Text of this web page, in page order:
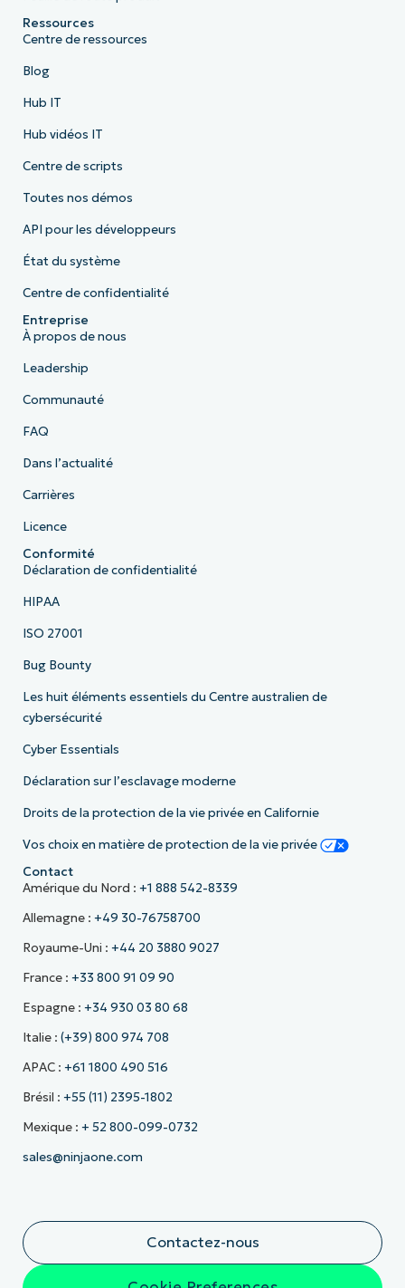
Ressources
Centre de ressources
Blog
Hub IT
Hub vidéos IT
Centre de scripts
Toutes nos démos
API pour les développeurs
État du système
Centre de confidentialité
Entreprise
À propos de nous
Leadership
Communauté
FAQ
Dans l’actualité
Carrières
Licence
Conformité
Déclaration de confidentialité
HIPAA
ISO 27001
Bug Bounty
Les huit éléments essentiels du Centre australien de
cybersécurité
Cyber Essentials
Déclaration sur l’esclavage moderne
Droits de la protection de la vie privée en Californie
Vos choix en matière de protection de la vie privée
Contact
Amérique du Nord : +1 888 542-8339
Allemagne : +49 30-76758700
Royaume-Uni : +44 20 3880 9027
France : +33 800 91 09 90
Espagne : +34 930 03 80 68
Italie : (+39) 800 974 708
APAC : +61 1800 490 516
Brésil : +55 (11) 2395-1802
Mexique : + 52 800-099-0732
sales@ninjaone.com
Contactez-nous